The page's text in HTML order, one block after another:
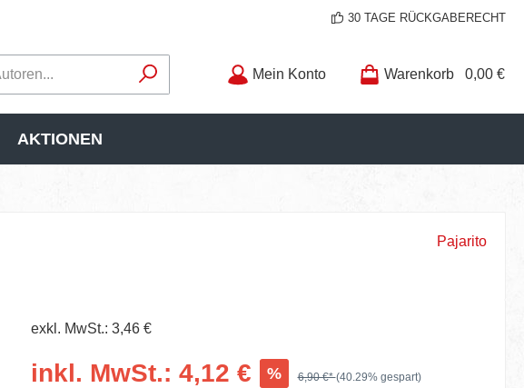
30 TAGE RÜCKGABERECHT
Mein Konto Warenkorb 0,00 €
AKTIONEN
Pajarito
exkl. MwSt.: 3,46 €
inkl. MwSt.: 4,12 € % 6,90 €*(40.29% gespart)